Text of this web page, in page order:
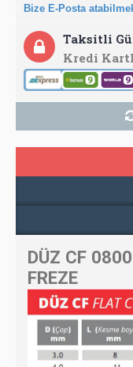
Bize E-Posta
Taksitli
Kredi
DÜZ CF
FREZE